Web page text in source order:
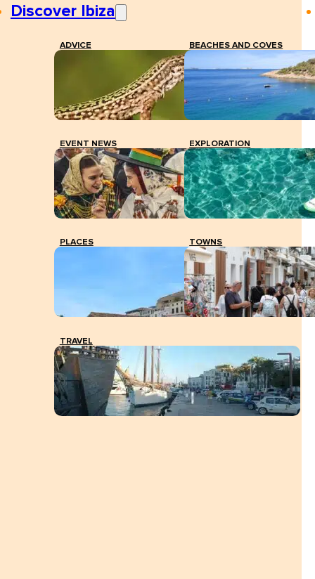
Discover Ibiza
ADVICE BEACHES AND COVES
EVENT NEWS EXPLORATION
PLACES TOWNS
TRAVEL